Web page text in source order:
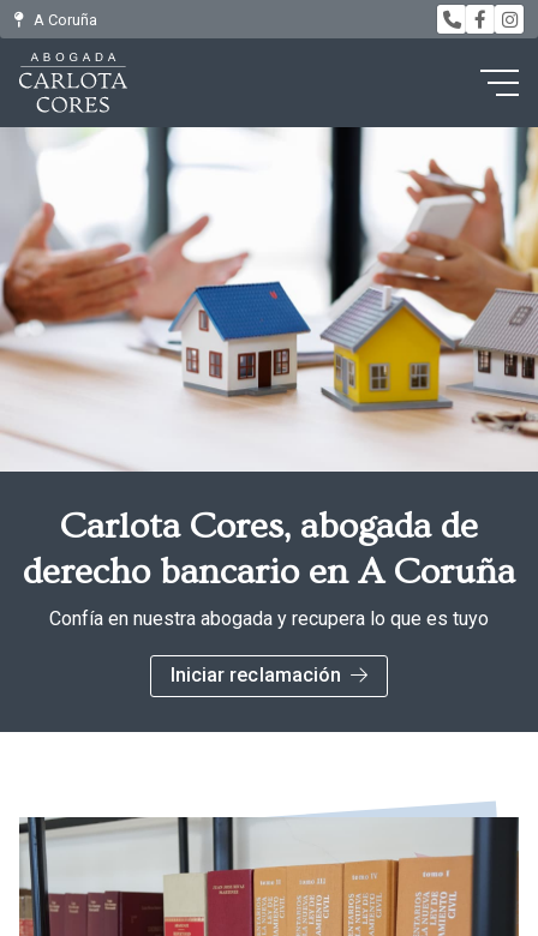
A Coruña
Carlota Cores, abogada de
derecho bancario en A Coruña
Confía en nuestra abogada y recupera lo que es tuyo
Iniciar reclamación